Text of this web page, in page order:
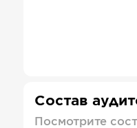
Состав
Посмотрите